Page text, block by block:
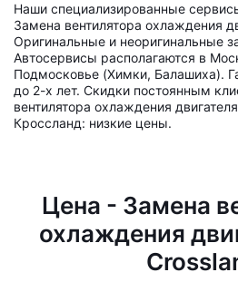
Наши специализированные
Замена вентилятора охлаждения
Оригинальные и неоригинальные
Автосервисы располагаются в
Подмосковье (Химки, Балашиха).
до 2-х лет. Скидки постоянным
вентилятора охлаждения
Кроссланд: низкие цены.
Цена - Замена
охлаждения